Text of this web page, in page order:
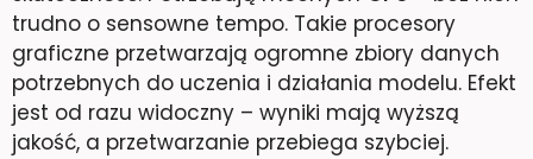
trudno o sensowne tempo. Takie procesory
graficzne przetwarzają ogromne zbiory danych
potrzebnych do uczenia i działania modelu. Efekt
jest od razu widoczny – wyniki mają wyższą
jakość, a przetwarzanie przebiega szybciej.